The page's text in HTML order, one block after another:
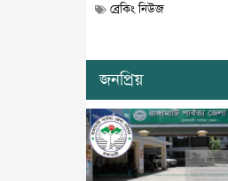
ব্রেকিং নিউজ
জনপ্রিয়